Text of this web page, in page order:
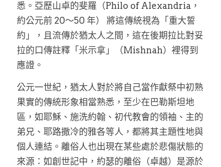
悉。亞歷山卓的斐羅（Philo of Alexandria，
約公元前 20～50 年） 將這傳統視為「重大誓
約」，且流傳於猶太人之間，這在後期拉比對妥
拉的口傳註釋「米示拿」（Mishnah）裡得到
應證。
公元一世紀，猶太人對於將自己當作獻祭中初熟
果實的傳統形象相當熟悉，至少在巴勒斯坦地
區，如耶穌、施洗約翰、初代教會的領袖、主的
弟兄、耶路撒冷的雅各等人，都將其主題性地與
個人連結。離俗人也出現在某些處於悲傷狀態的
來源：如創世記中，約瑟的離俗（卓越）是源於